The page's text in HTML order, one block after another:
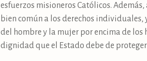
esfuerzos misioneros Católicos.
bien común a los derechos
del hombre y la mujer por encima de los
dignidad que el Estado debe de